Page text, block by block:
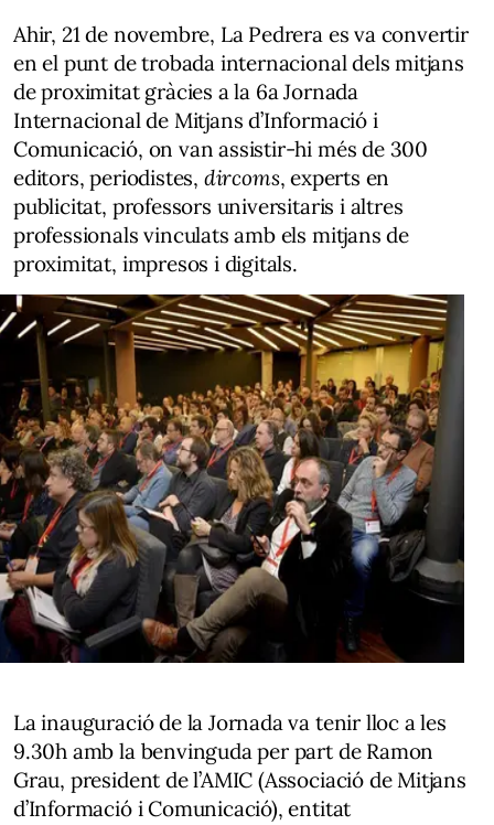
Ahir, 21 de novembre, La Pedrera es va convertir
en el punt de trobada internacional dels mitjans
de proximitat gràcies a la 6a Jornada
Internacional de Mitjans d’Informació i
Comunicació, on van assistir-hi més de 300
editors, periodistes, dircoms, experts en
publicitat, professors universitaris i altres
professionals vinculats amb els mitjans de
proximitat, impresos i digitals.
La inauguració de la Jornada va tenir lloc a les
9.30h amb la benvinguda per part de Ramon
Grau, president de l’AMIC (Associació de Mitjans
d’Informació i Comunicació), entitat